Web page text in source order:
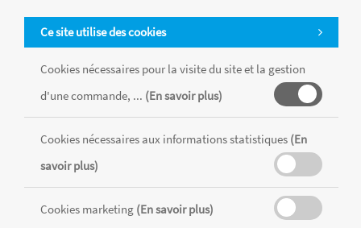
Ce site utilise des cookies
Cookies nécessaires pour la visite du site et la gestion
d'une commande, ... (En savoir plus)
Cookies nécessaires aux informations statistiques (En
savoir plus)
Cookies marketing (En savoir plus)
Tous les produits sont vendus dans la limite des stocks disponibles de
chaque magasin, toutes taxes comprises.
CONDITIONS GÉNÉRALES